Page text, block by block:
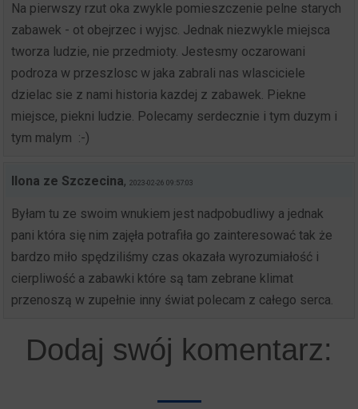
Na pierwszy rzut oka zwykle pomieszczenie pelne starych
zabawek - ot obejrzec i wyjsc. Jednak niezwykle miejsca
tworza ludzie, nie przedmioty. Jestesmy oczarowani
podroza w przeszlosc w jaka zabrali nas wlasciciele
dzielac sie z nami historia kazdej z zabawek. Piekne
miejsce, piekni ludzie. Polecamy serdecznie i tym duzym i
tym malym :-)
Ilona ze Szczecina,2023-02-26 09:57:03
Byłam tu ze swoim wnukiem jest nadpobudliwy a jednak
pani która się nim zajęła potrafiła go zainteresować tak że
bardzo miło spędziliśmy czas okazała wyrozumiałość i
cierpliwość a zabawki które są tam zebrane klimat
przenoszą w zupełnie inny świat polecam z całego serca.
Dodaj swój komentarz: